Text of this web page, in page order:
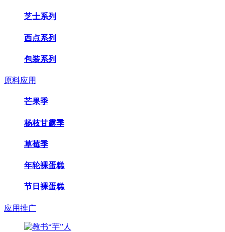
芝士系列
西点系列
包装系列
原料应用
芒果季
杨枝甘露季
草莓季
年轮裸蛋糕
节日裸蛋糕
应用推广